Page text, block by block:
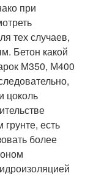
при
тех случаев,
Бетон какой
М350, М400
цоколь
есть
более